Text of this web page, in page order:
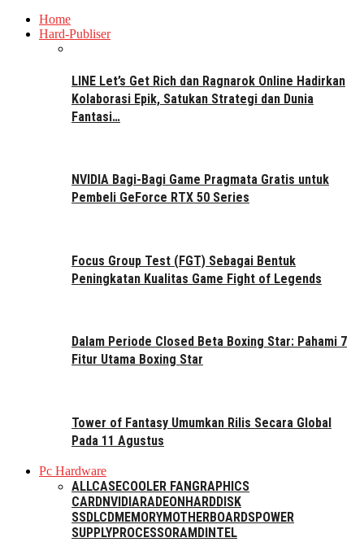
Home
Hard-Publiser
LINE Let’s Get Rich dan Ragnarok Online Hadirkan
Kolaborasi Epik, Satukan Strategi dan Dunia
Fantasi…
NVIDIA Bagi-Bagi Game Pragmata Gratis untuk
Pembeli GeForce RTX 50 Series
Focus Group Test (FGT) Sebagai Bentuk
Peningkatan Kualitas Game Fight of Legends
Dalam Periode Closed Beta Boxing Star: Pahami 7
Fitur Utama Boxing Star
Tower of Fantasy Umumkan Rilis Secara Global
Pada 11 Agustus
Pc Hardware
ALLCASECOOLER FAN GRAPHICS
CARDNVIDIARADEON HARDDISK
SSDLCDMEMORYMOTHERBOARDSPOWER
SUPPLYPROCESSORAMD INTEL